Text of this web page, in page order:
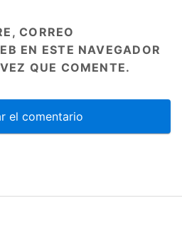
CORREO
EN ESTE NAVEGADOR
QUE COMENTE.